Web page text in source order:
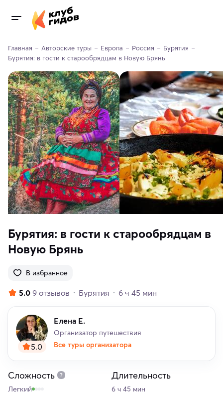
Главная Авторские туры Европа Россия
Бурятия
Бурятия: в гости к старообрядцам в Новую Брянь
Бурятия: в гости к старообрядцам в
Новую Брянь
В избранное
5.0 9 отзывов Бурятия 6 ч 45 мин
5.0
Елена Е.
Организатор путешествия
Все туры организатора
Сложность
Легкий
Длительность
6 ч 45 мин